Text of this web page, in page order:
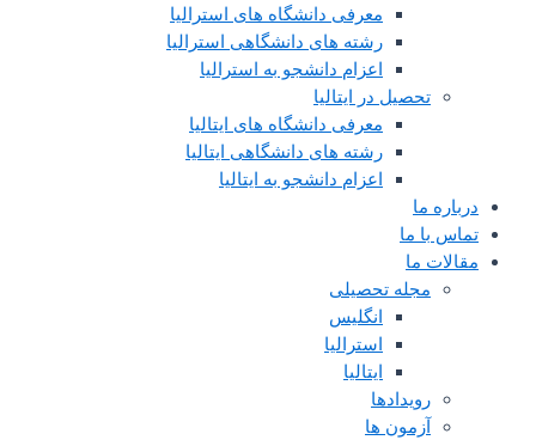
معرفی دانشگاه های استرالیا
رشته های دانشگاهی استرالیا
اعزام دانشجو به استرالیا
تحصیل در ایتالیا
معرفی دانشگاه های ایتالیا
رشته های دانشگاهی ایتالیا
اعزام دانشجو به ایتالیا
درباره ما
تماس با ما
مقالات ما
مجله تحصیلی
انگلیس
استرالیا
ایتالیا
رویدادها
آزمون ها